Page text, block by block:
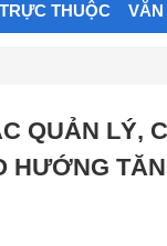
THUỘC
QUẢN LÝ,
HƯỚNG